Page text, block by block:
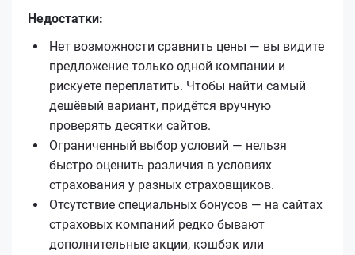
Недостатки:
Нет возможности сравнить цены — вы видите
предложение только одной компании и
рискуете переплатить. Чтобы найти самый
дешёвый вариант, придётся вручную
проверять десятки сайтов.
Ограниченный выбор условий — нельзя
быстро оценить различия в условиях
страхования у разных страховщиков.
Отсутствие специальных бонусов — на сайтах
страховых компаний редко бывают
дополнительные акции, кэшбэк или